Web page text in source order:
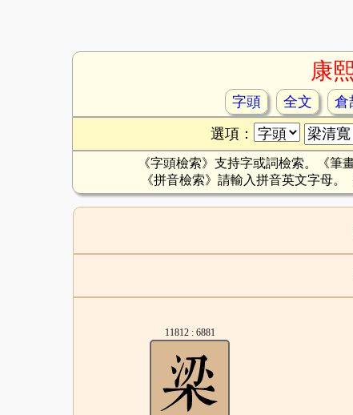
康
字頭 全文 倉
選項：
《字頭檢索》支持字或詞檢索。《筆
《拼音檢索》請輸入拼音英文字母
11812 : 6881